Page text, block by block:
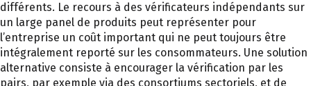
différents. Le recours à des vérificateurs indépendants sur
un large panel de produits peut représenter pour
l’entreprise un coût important qui ne peut toujours être
intégralement reporté sur les consommateurs. Une solution
alternative consiste à encourager la vérification par les
pairs, par exemple via des consortiums sectoriels, et de